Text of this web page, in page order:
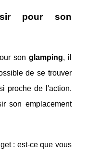
pour son
son glamping, il
de se trouver
proche de l'action.
son emplacement
: est-ce que vous